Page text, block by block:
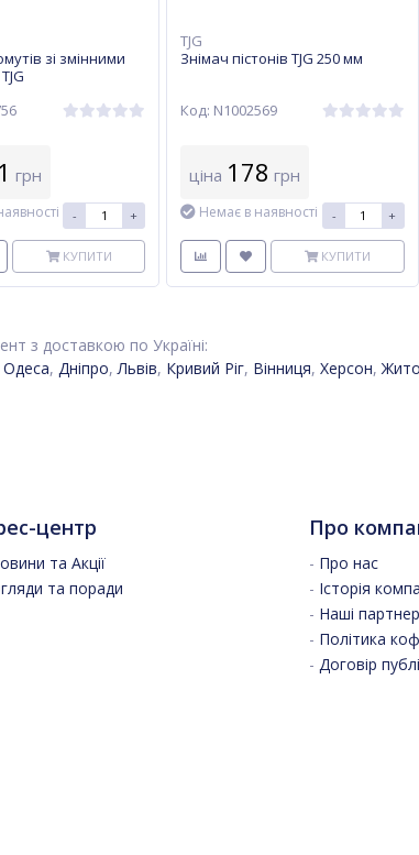
зі змінними
грн
- +
КУПИТИ
TJG
Знімач пістонів TJG 250 мм
Код: N1002569
ціна 178 грн
Немає в наявності - +
КУПИТИ
з доставкою по Україні:
Одеса, Дніпро,Львів, Кривий Ріг, Вінниця, Херсон,
центр
та Акції
та поради
Про
- Про нас
- Історія
- Наші
- Політика
- Договір